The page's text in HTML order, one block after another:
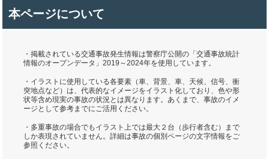
本ページについて
・掲載されている交通事故発生情報は警察庁公開の「交通事故統計
情報のオープンデータ」2019～2024年を使用しています。
・イラストに使用している各要素（車、背景、車、天候、信号、衝
突地点など）は、代表的なイメージをイラスト化しており、色や形
状等含め現実の事故の状況とは異なります。あくまで、事故のイメ
ージとして参考までにご活用ください。
・多重事故の場合でもイラスト上では最大２台（歩行者含む）まで
しか表現されていません。詳細は事故の個別ページの文字情報をご
参照ください。